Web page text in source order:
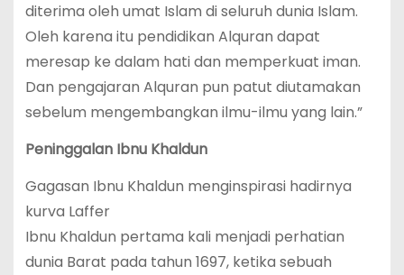
diterima oleh umat Islam di seluruh dunia Islam.
Oleh karena itu pendidikan Alquran dapat
meresap ke dalam hati dan memperkuat iman.
Dan pengajaran Alquran pun patut diutamakan
sebelum mengembangkan ilmu-ilmu yang lain.”
Peninggalan Ibnu Khaldun
Gagasan Ibnu Khaldun menginspirasi hadirnya
kurva Laffer
Ibnu Khaldun pertama kali menjadi perhatian
dunia Barat pada tahun 1697, ketika sebuah